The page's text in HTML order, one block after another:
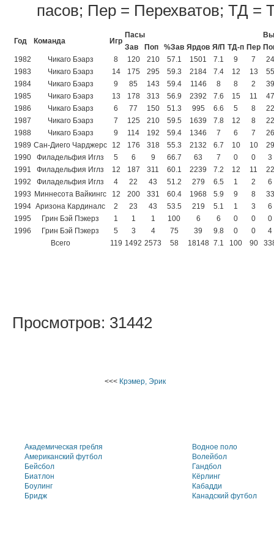
пасов; Пер = Перехватов; ТД =
Год Команда Игр
Пасы
Зав
Поп %Зав Ярдов Я/П ТД-п Пер
1982
Чикаго Бэарз 8 120 210 57.1 1501 7.1 9 7
24
1983
Чикаго Бэарз 14 175 295 59.3 2184 7.4 12 13
55
1984
Чикаго Бэарз 9 85 143 59.4 1146 8 8 2
39
1985
Чикаго Бэарз 13 178 313 56.9 2392 7.6 15 11
47
1986
Чикаго Бэарз 6 77 150 51.3 995 6.6 5 8
22
1987
Чикаго Бэарз 7 125 210 59.5 1639 7.8 12 8
22
1988
Чикаго Бэарз 9 114 192 59.4 1346 7 6 7
26
1989 Сан-Диего Чарджерс 12 176 318 55.3 2132 6.7 10 10
29
1990
Филадельфия Иглз 5 6 9 66.7 63 7 0 0
3
1991
Филадельфия Иглз 12 187 311 60.1 2239 7.2 12 11
22
1992
Филадельфия Иглз 4 22 43 51.2 279 6.5 1 2
6
1993 Миннесота Вайкингс 12 200 331 60.4 1968 5.9 9 8
33
1994 Аризона Кардиналс 2 23 43 53.5 219 5.1 1 3
6
1995
Грин Бэй Пэкерз 1 1 1 100 6 6 0 0
0
1996
Грин Бэй Пэкерз 5 3 4 75 39 9.8 0 0
4
Всего
119 1492 2573 58 18148 7.1 100 90
Просмотров: 31442
<<< Крэмер, Эрик
Академическая гребля
Американский футбол
Бейсбол
Биатлон
Боулинг
Бридж
Водное поло
Волейбол
Гандбол
Кёрлинг
Кабадди
Канадский футбол